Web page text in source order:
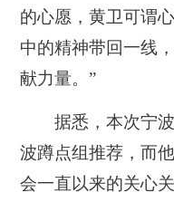
的心愿，黄卫可谓
中的精神带回一线
献力量。”
据悉，本次宁波
波蹲点组推荐，而
会一直以来的关心关